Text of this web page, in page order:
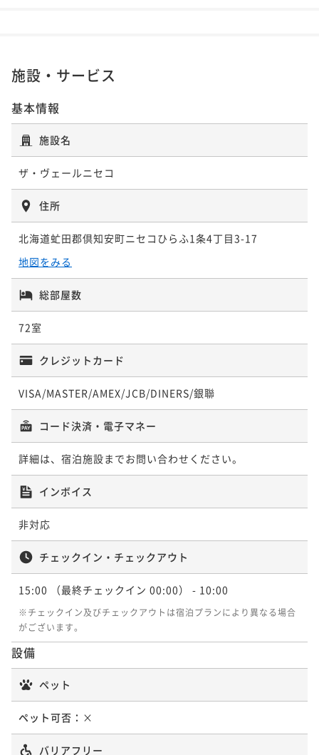
施設・サービス
基本情報
施設名
ザ・ヴェールニセコ
住所
北海道虻田郡倶知安町ニセコひらふ1条4丁目3-17
地図をみる
総部屋数
72室
クレジットカード
VISA/MASTER/AMEX/JCB/DINERS/銀聯
コード決済・電子マネー
詳細は、宿泊施設までお問い合わせください。
インボイス
非対応
チェックイン・チェックアウト
15:00 （最終チェックイン 00:00） - 10:00
※チェックイン及びチェックアウトは宿泊プランにより異なる場合
がございます。
設備
ペット
ペット可否： ×
バリアフリー